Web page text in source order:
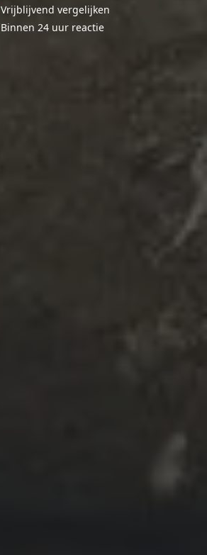
Vrijblijvend vergelijken
Binnen 24 uur reactie